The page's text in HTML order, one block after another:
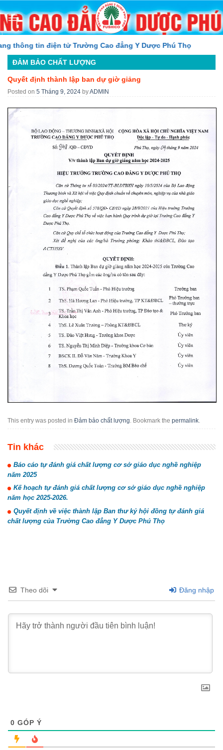
to
content
tin điện tử Trường Cao đẳng Y Dược Phú Thọ
ĐẢM BẢO CHẤT LƯỢNG
Quyết định thành lập ban dự giờ giảng
Posted on 5 Tháng 9, 2024 byADMIN
This entry was posted in Đảm bảo chất lượng . Bookmark the permalink
Tin khác
Báo cáo tự đánh giá chất lượng cơ sở giáo dục nghề nghiệp
năm 2025
Kế hoạch tự đánh giá chất lượng cơ sở giáo dục nghề nghiệp
năm học 2025-2026.
Quyết định về việc thành lập Ban thư ký hội đồng tự đánh giá
chất lượng của Trường Cao đẳng Y Dược Phú Thọ
Theo dõi Đăng nhập
0 GÓP Ý